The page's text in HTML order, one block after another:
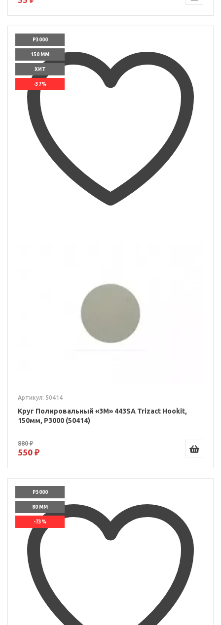
P3000
150 ММ
ХИТ
-37%
Артикул: 50414
Круг Полировальный «3M» 443SA Trizact Hookit,
150мм, P3000 (50414)
880 ₽
550 ₽
P3000
80 ММ
-73%